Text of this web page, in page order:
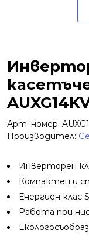
Арт. номер:
Производител:
Инверторен
Компактен и
Енергиен клас
Работа при